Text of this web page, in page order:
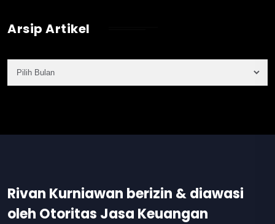
Arsip Artikel
Rivan Kurniawan berizin & diawasi
oleh Otoritas Jasa Keuangan